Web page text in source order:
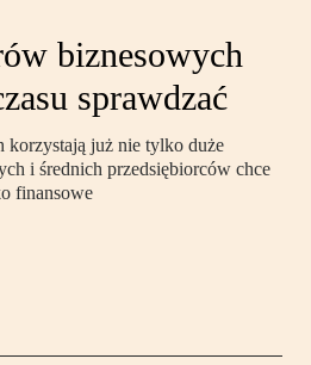
biznesowych
sprawdzać
korzystają już nie tylko duże
i średnich przedsiębiorców chce
finansowe